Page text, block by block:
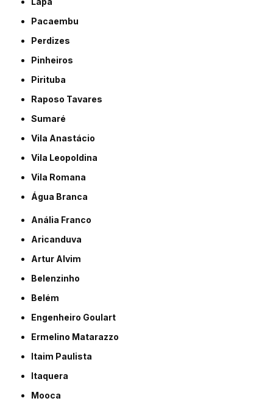
Pacaembu
Perdizes
Pinheiros
Pirituba
Raposo Tavares
Sumaré
Vila Anastácio
Vila Leopoldina
Vila Romana
Água Branca
Anália Franco
Aricanduva
Artur Alvim
Belenzinho
Belém
Engenheiro Goulart
Ermelino Matarazzo
Itaim Paulista
Itaquera
Mooca